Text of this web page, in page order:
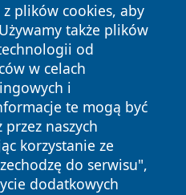
plików cookies, aby
także plików
od
w celach
i
te mogą być
naszych
korzystanie ze
do serwisu",
dodatkowych
Wszystkie prawa
Polityka
Cookies